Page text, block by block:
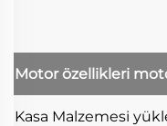
Motor özellikleri
Kasa Malzemesi